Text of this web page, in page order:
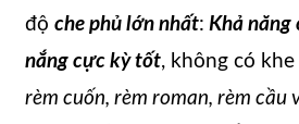
độ che phủ lớn nhất: Khả năng
nắng cực kỳ tốt, không có
rèm cuốn, rèm roman, rèm cầu